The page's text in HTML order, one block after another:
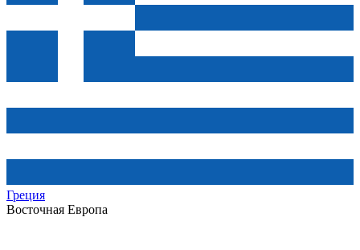
Греция
Восточная Европа